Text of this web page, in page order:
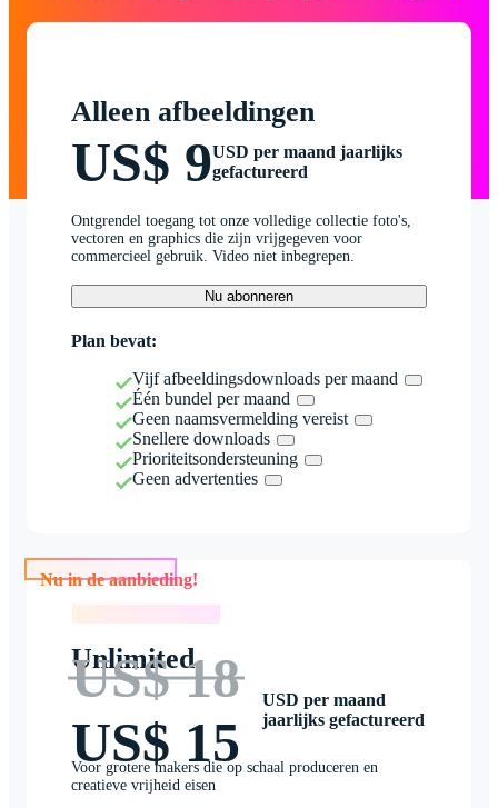
Alleen afbeeldingen
US$ 9USD per maand jaarlijks
gefactureerd
Ontgrendel toegang tot onze volledige collectie foto's,
vectoren en graphics die zijn vrijgegeven voor
commercieel gebruik. Video niet inbegrepen.
Nu abonneren
Plan bevat:
Vijf afbeeldingsdownloads per maand
Één bundel per maand
Geen naamsvermelding vereist
Snellere downloads
Prioriteitsondersteuning
Geen advertenties
Nu in de aanbieding!
Unlimited
US$ 18
US$ 15
USD per maand
jaarlijks gefactureerd
Voor grotere makers die op schaal produceren en
creatieve vrijheid eisen